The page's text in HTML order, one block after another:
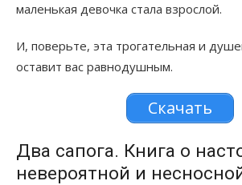
маленькая девочка стала взрослой.
И, поверьте, эта трогательная и
оставит вас равнодушным.
Скачать
Два сапога. Книга о
невероятной и